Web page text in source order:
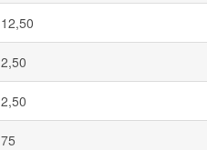
12,50
2,50
2,50
75